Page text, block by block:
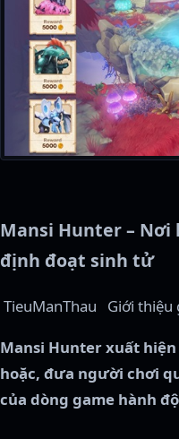
Mansi Hunter –
định đoạt sinh tử
TieuManThau Giới thiệu
Mansi Hunter xuất
hoặc, đưa người chơi
của dòng game hành